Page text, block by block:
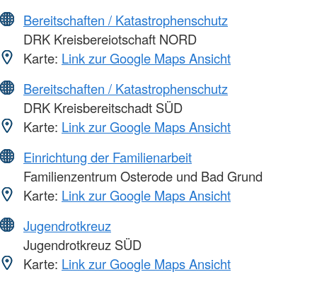
Bereitschaften / Katastrophenschutz
DRK Kreisbereiotschaft NORD
Karte: Link zur Google Maps Ansicht
Bereitschaften / Katastrophenschutz
DRK Kreisbereitschadt SÜD
Karte: Link zur Google Maps Ansicht
Einrichtung der Familienarbeit
Familienzentrum Osterode und Bad Grund
Karte: Link zur Google Maps Ansicht
Jugendrotkreuz
Jugendrotkreuz SÜD
Karte: Link zur Google Maps Ansicht